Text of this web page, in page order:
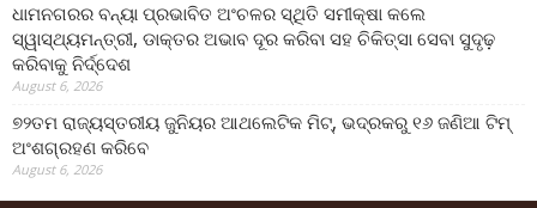
ଧାମନଗରର ବନ୍ୟା ପ୍ରଭାବିତ ଅଂଚଳର ସ୍ଥିତି ସମୀକ୍ଷା କଲେ
ସ୍ୱାସ୍ଥ୍ୟମନ୍ତ୍ରୀ, ଡାକ୍ତର ଅଭାବ ଦୂର କରିବା ସହ ଚିକିତ୍ସା ସେବା ସୁଦୃଢ଼
କରିବାକୁ ନିର୍ଦ୍ଦେଶ
August 6, 2026
୭୨ତମ ରାଜ୍ୟସ୍ତରୀୟ ଜୁନିୟର ଆଥଲେଟିକ ମିଟ୍‌, ଭଦ୍ରକରୁ ୧୬ ଜଣିଆ ଟିମ୍
ଅଂଶଗ୍ରହଣ କରିବେ
August 6, 2026